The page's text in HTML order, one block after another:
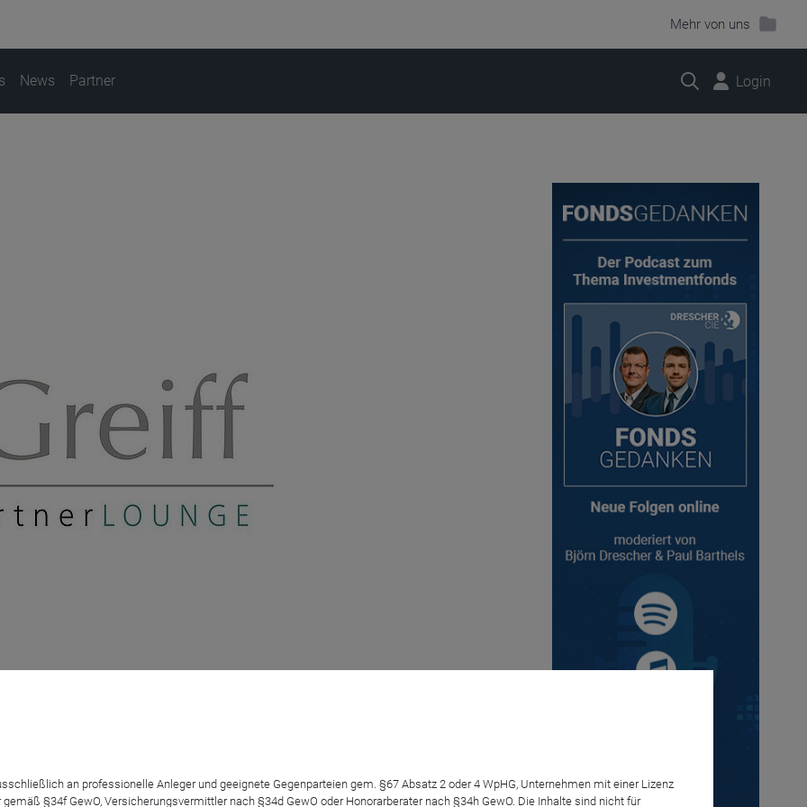
Mehr von uns
Suche Login
News Partner
situations“ Fund
Anmelden
an professionelle Anleger und geeignete Gegenparteien gem. §67 Absatz 2 oder 4 WpHG, Unternehmen mit einer Lizenz
§34f GewO, Versicherungsvermittler nach §34d GewO oder Honorarberater nach §34h GewO. Die Inhalte sind nicht für